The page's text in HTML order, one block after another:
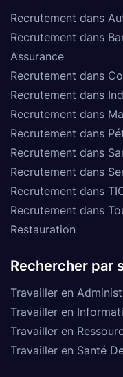
Recrutement dans
Recrutement dans
Assurance
Recrutement dans
Recrutement dans
Recrutement dans
Recrutement dans
Recrutement dans
Recrutement dans
Recrutement dans
Recrutement dans
Restauration
Rechercher par
Travailler en
Travailler en
Travailler en
Travailler en Santé